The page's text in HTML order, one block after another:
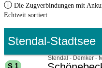
ⓘ Die Zugverbindungen mit
Echtzeit sortiert.